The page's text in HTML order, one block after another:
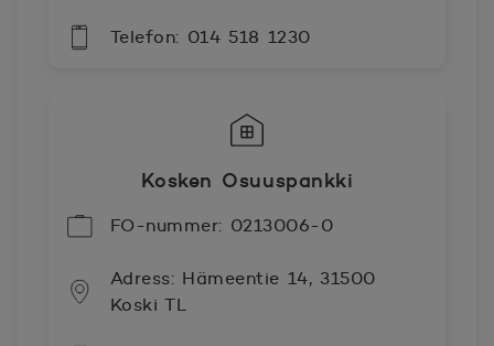
Telefon: 014 518 1230
Kosken Osuuspankki
FO-nummer: 0213006-0
Adress: Hämeentie 14, 31500
Koski TL